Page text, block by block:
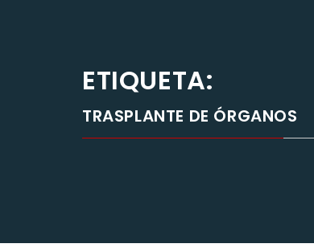
ETIQUETA:
TRASPLANTE DE ÓRGANOS